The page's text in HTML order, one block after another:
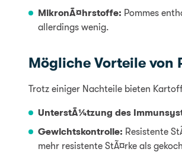
MikronÃ¤hrstoffe: Pommes
allerdings wenig.
Mögliche Vorteile von
Trotz einiger Nachteile bieten
UnterstÃ¼tzung des
Gewichtskontrolle: Resistente
mehr resistente StÃ¤rke als